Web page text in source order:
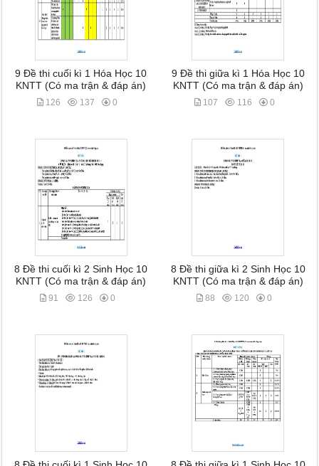
9 Đề thi cuối kì 1 Hóa Học 10
KNTT (Có ma trận & đáp án)
126 137 0
9 Đề thi giữa kì 1 Hóa Học 10
KNTT (Có ma trận & đáp án)
107 116 0
8 Đề thi cuối kì 2 Sinh Học 10
KNTT (Có ma trận & đáp án)
91 126 0
8 Đề thi giữa kì 2 Sinh Học 10
KNTT (Có ma trận & đáp án)
88 120 0